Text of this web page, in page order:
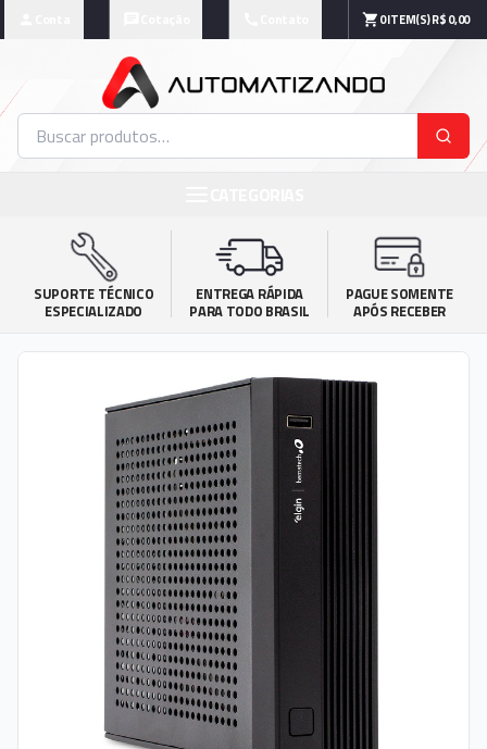
0ITEM(S)R$ 0,00
SUPORTE TÉCNICO
ESPECIALIZADO
ENTREGA RÁPIDA
PARA TODO BRASIL
PAGUE SOMENTE
APÓS RECEBER